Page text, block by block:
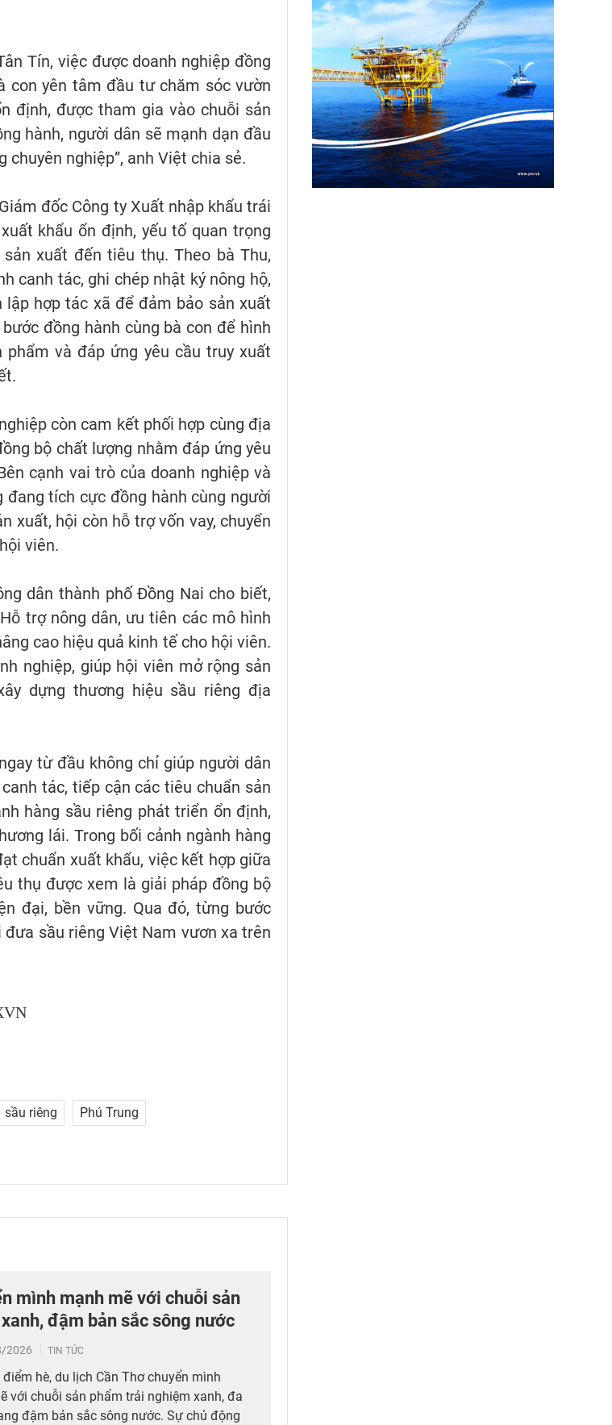
Tín, việc được doanh nghiệp đồng
con yên tâm đầu tư chăm sóc vườn
định, được tham gia vào chuỗi sản
hành, người dân sẽ mạnh dạn đầu
nghiệp”, anh Việt chia sẻ.
đốc Công ty Xuất nhập khẩu trái
khẩu ổn định, yếu tố quan trọng
xuất đến tiêu thụ. Theo bà Thu,
canh tác, ghi chép nhật ký nông hộ,
hợp tác xã để đảm bảo sản xuất
đồng hành cùng bà con để hình
và đáp ứng yêu cầu truy xuất
còn cam kết phối hợp cùng địa
bộ chất lượng nhằm đáp ứng yêu
cạnh vai trò của doanh nghiệp và
đang tích cực đồng hành cùng người
xuất, hội còn hỗ trợ vốn vay, chuyển
viên.
dân thành phố Đồng Nai cho biết,
trợ nông dân, ưu tiên các mô hình
cao hiệu quả kinh tế cho hội viên.
nghiệp, giúp hội viên mở rộng sản
dựng thương hiệu sầu riêng địa
từ đầu không chỉ giúp người dân
tác, tiếp cận các tiêu chuẩn sản
hàng sầu riêng phát triển ổn định,
lái. Trong bối cảnh ngành hàng
chuẩn xuất khẩu, việc kết hợp giữa
thụ được xem là giải pháp đồng bộ
đại, bền vững. Qua đó, từng bước
sầu riêng Việt Nam vươn xa trên
sầu riêng Phú Trung
mình mạnh mẽ với chuỗi sản
đậm bản sắc sông nước
2026 TIN TỨC
hè, du lịch Cần Thơ chuyển mình
với chuỗi sản phẩm trải nghiệm xanh, đa
đậm bản sắc sông nước. Sự chủ động